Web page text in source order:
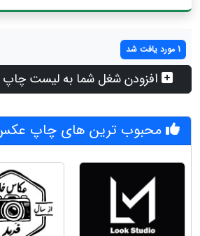
1 مورد یافت شد
افزودن شغل شما به لیست
محبوب ترین های چاپ